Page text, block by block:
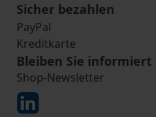
Sicher bezahlen
PayPal
Kreditkarte
Bleiben Sie informiert
Shop-Newsletter